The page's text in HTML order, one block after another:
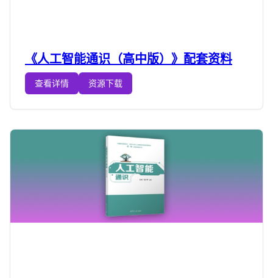
《人工智能通识（高中版）》配套资料
查看详情 资源下载